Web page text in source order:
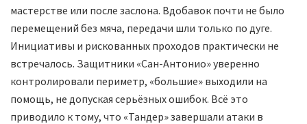
мастерстве или после заслона. Вдобавок почти не было
перемещений без мяча, передачи шли только по дуге.
Инициативы и рискованных проходов практически не
встречалось. Защитники «Сан-Антонио» уверенно
контролировали периметр, «большие» выходили на
помощь, не допуская серьёзных ошибок. Всё это
приводило к тому, что «Тандер» завершали атаки в